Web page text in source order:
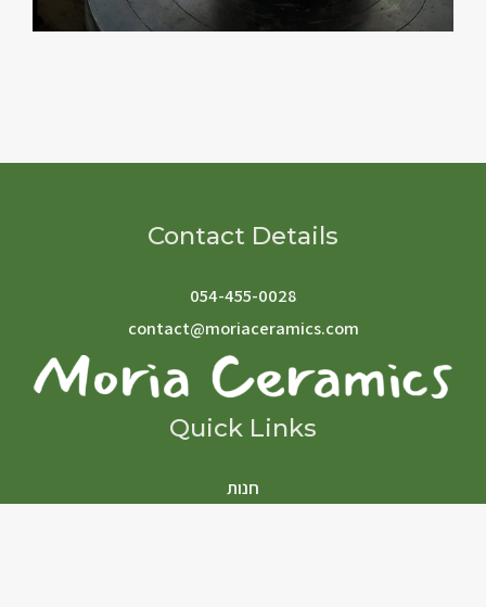
Contact Details
054-455-0028
contact@moriaceramics.com
Quick Links
חנות